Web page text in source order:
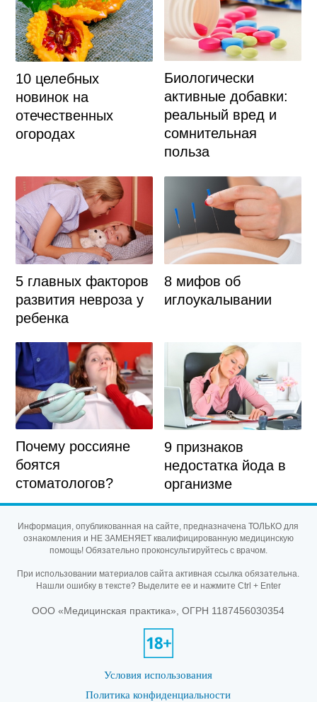
10 целебных
новинок на
отечественных
огородах
Биологически
активные добавки:
реальный вред и
сомнительная
польза
5 главных факторов
развития невроза у
ребенка
8 мифов об
иглоукалывании
Почему россияне
боятся
стоматологов?
9 признаков
недостатка йода в
организме
Информация, опубликованная на сайте, предназначена ТОЛЬКО для
ознакомления и НЕ ЗАМЕНЯЕТ квалифицированную медицинскую
помощь! Обязательно проконсультируйтесь с врачом.
При использовании материалов сайта активная ссылка обязательна.
Нашли ошибку в тексте? Выделите ее и нажмите Ctrl + Enter
ООО «Медицинская практика», ОГРН 1187456030354
Условия использования
Политика конфиденциальности